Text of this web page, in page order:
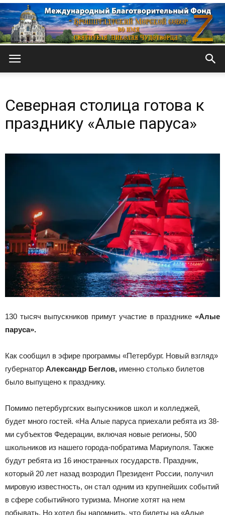
Морской
собор
Северная столица готова к
празднику «Алые паруса»
130 тысяч выпускников примут участие в празднике «Алые
паруса».
Как сообщил в эфире программы «Петербург. Новый взгляд»
губернатор Александр Беглов, именно столько билетов
было выпущено к празднику.
Помимо петербургских выпускников школ и колледжей,
будет много гостей. «На Алые паруса приехали ребята из 38-
ми субъектов Федерации, включая новые регионы, 500
школьников из нашего города-побратима Мариуполя. Также
будут ребята из 16 иностранных государств. Праздник,
который 20 лет назад возродил Президент России, получил
мировую известность, он стал одним из крупнейших событий
в сфере событийного туризма. Многие хотят на нем
побывать. Но хотел бы напомнить, что билеты на «Алые